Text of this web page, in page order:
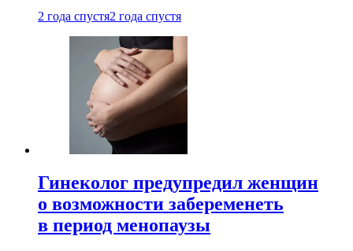
2 года спустя2 года спустя
Гинеколог предупредил женщин
о возможности забеременеть
в период менопаузы